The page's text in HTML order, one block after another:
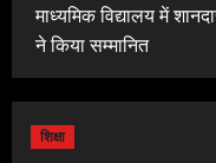
माध्यमिक विद्यालय में
ने किया सम्मानित
शिक्षा